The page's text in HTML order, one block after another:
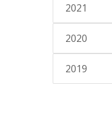
2021
2020
2019